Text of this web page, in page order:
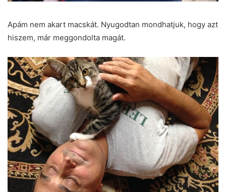
Apám nem akart macskát. Nyugodtan mondhatjuk, hogy azt
hiszem, már meggondolta magát.